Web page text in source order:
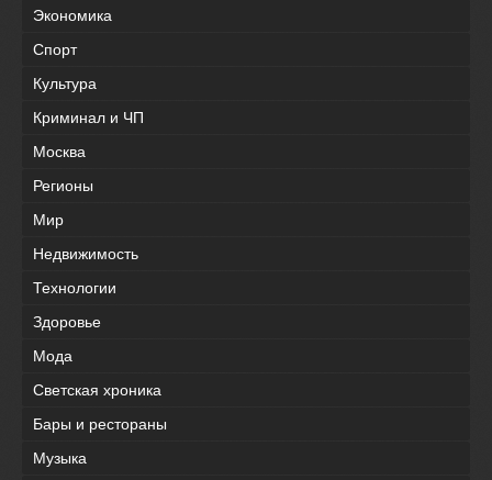
Экономика
Спорт
Культура
Криминал и ЧП
Москва
Регионы
Мир
Недвижимость
Технологии
Здоровье
Мода
Светская хроника
Бары и рестораны
Музыка